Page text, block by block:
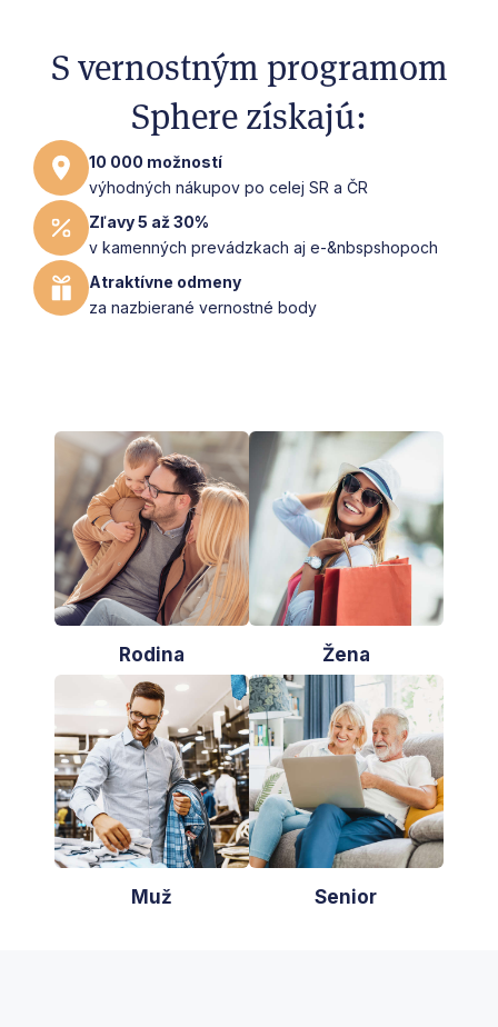
S vernostným programom
Sphere získajú:
10 000 možností
výhodných nákupov po celej SR a ČR
Zľavy 5 až 30%
v kamenných prevádzkach aj e-&nbspshopoch
Atraktívne odmeny
za nazbierané vernostné body
Rodina Žena
Muž Senior